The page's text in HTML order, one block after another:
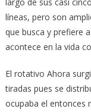
líneas, pero son
que busca y prefiere
acontece en la vida
El rotativo Ahora
tiradas pues se
ocupaba el entonces